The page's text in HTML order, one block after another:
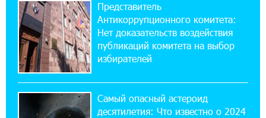
ВТБ (Армения): вклад «Стабильный» — до
10% годовых и оформление в мобильном
приложении
17:03:49 30-07-2026
Платформа Rate.Trading на Seaside Startup
Представитель
Антикоррупционного комитета:
Нет доказательств воздействия
публикаций комитета на выбор
избирателей
Самый опасный астероид
десятилетия: Что известно о 2024